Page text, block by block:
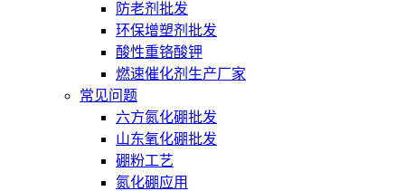
防老剂批发
环保增塑剂批发
酸性重铬酸钾
燃速催化剂生产厂家
常见问题
六方氮化硼批发
山东氧化硼批发
硼粉工艺
氮化硼应用